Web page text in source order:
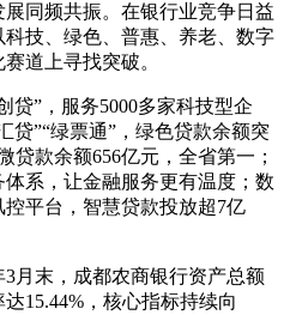
同频共振。在银行业竞争日益
技、绿色、普惠、养老、数字
道上寻找突破。
贷”，服务5000多家科技型企
贷”“绿票通”，绿色贷款余额突
贷款余额656亿元，全省第一；
系，让金融服务更有温度；数
平台，智慧贷款投放超7亿
月末，成都农商银行资产总额
15.44%，核心指标持续向